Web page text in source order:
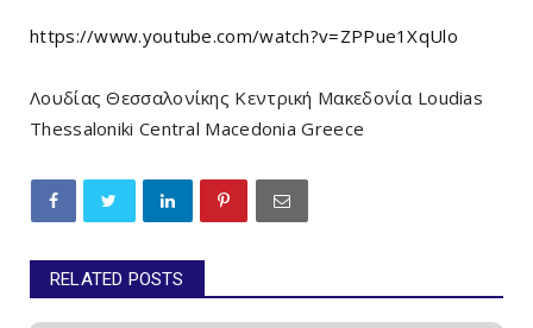
https://www.youtube.com/watch?v=ZPPue1XqUlo
Λουδίας Θεσσαλονίκης Κεντρική Μακεδονία Loudias
Thessaloniki Central Macedonia Greece
RELATED POSTS